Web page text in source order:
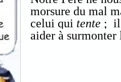
morsure du mal
celui qui tente ; il
aider à surmonter